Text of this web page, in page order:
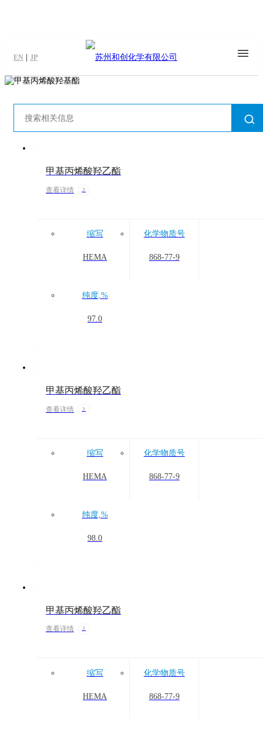
EN JP
甲基丙烯酸羟乙酯
查看详情
缩写
HEMA
化学物质号
868-77-9
纯度,%
97.0
甲基丙烯酸羟乙酯
查看详情
缩写
HEMA
化学物质号
868-77-9
纯度,%
98.0
甲基丙烯酸羟乙酯
查看详情
缩写
HEMA
化学物质号
868-77-9